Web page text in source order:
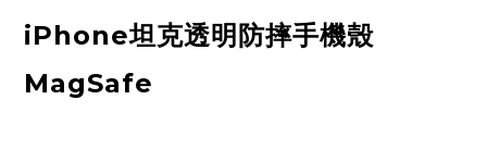
iPhone坦克透明防摔手機殼
MagSafe